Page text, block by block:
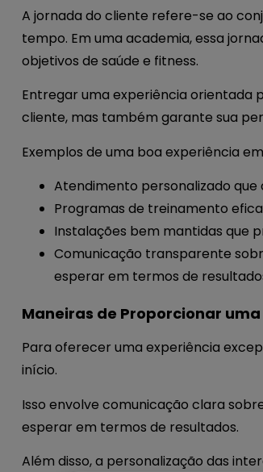
A jornada do cliente refere-se ao
tempo. Em uma academia, essa
objetivos de saúde e fitness.
Entregar uma experiência orientada
cliente, mas também garante sua
Exemplos de uma boa experiência
Atendimento personalizado que
Programas de treinamento
Instalações bem mantidas que
Comunicação transparente
esperar em termos de
Maneiras de Proporcionar
Para oferecer uma experiência
início.
Isso envolve comunicação clara
esperar em termos de resultados.
Além disso, a personalização das